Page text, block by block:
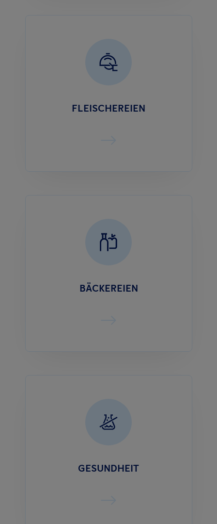
FLEISCHEREIEN
BÄCKEREIEN
GESUNDHEIT